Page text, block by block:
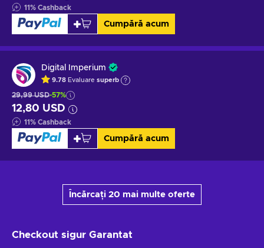
11% Cashback
Cumpără acum
Digital Imperium
9.78 Evaluare superb
29,99 USD-57%
12,80 USD
11% Cashback
Cumpără acum
Încărcați 20 mai multe oferte
Checkout sigur Garantat